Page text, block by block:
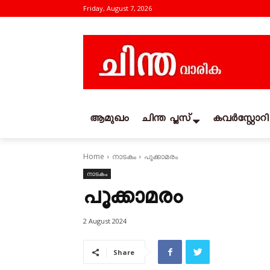
Friday, August 7, 2026
ആമുഖം ചിന്ത പ്ലസ് കവര്‍സ്റ്റോറി
Home നാടകം പൂക്കാമരം
നാടകം
പൂക്കാമരം
2 August 2024
Share